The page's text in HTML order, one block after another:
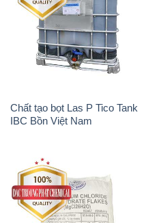
Chất tạo bọt Las P Tico Tank
IBC Bồn Việt Nam